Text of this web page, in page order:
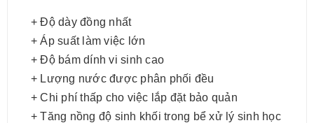
+ Độ dày đồng nhất
+ Áp suất làm việc lớn
+ Độ bám dính vi sinh cao
+ Lượng nước được phân phối đều
+ Chi phí thấp cho việc lắp đặt bảo quản
+ Tăng nồng độ sinh khối trong bể xử lý sinh học